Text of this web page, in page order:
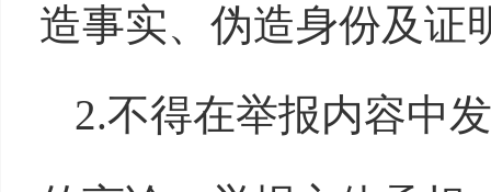
造事实、伪造身份及证
2.不得在举报内容中